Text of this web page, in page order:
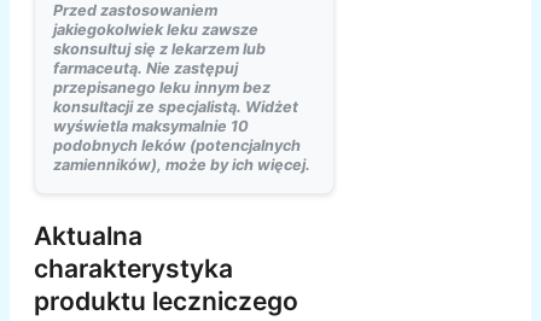
Przed zastosowaniem
jakiegokolwiek leku zawsze
skonsultuj się z lekarzem lub
farmaceutą. Nie zastępuj
przepisanego leku innym bez
konsultacji ze specjalistą. Widżet
wyświetla maksymalnie 10
podobnych leków (potencjalnych
zamienników), może by ich więcej.
Aktualna
charakterystyka
produktu leczniczego